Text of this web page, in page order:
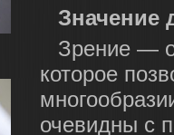
Значение
Зрение —
которое
очевидны с